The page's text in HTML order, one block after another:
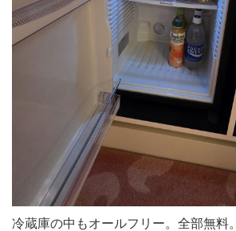
冷蔵庫の中もオールフリー。全部無料。